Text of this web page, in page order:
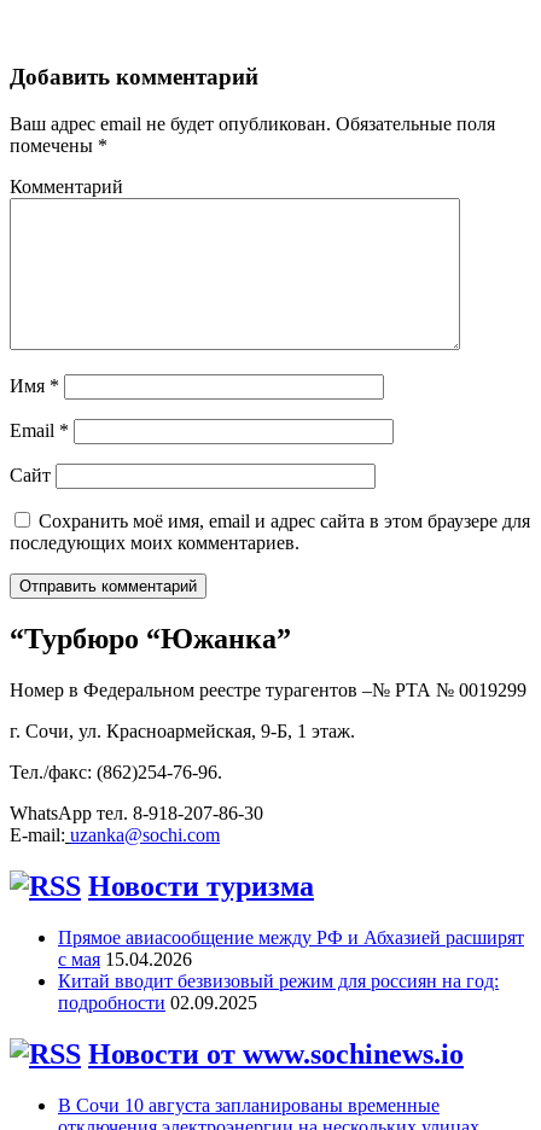
Добавить комментарий
Ваш адрес email не будет опубликован. Обязательные поля
помечены *
Комментарий
Имя *
Email *
Сайт
Сохранить моё имя, email и адрес сайта в этом браузере для
последующих моих комментариев.
“Турбюро “Южанка”
Номер в Федеральном реестре турагентов –№ РТА № 0019299
г. Сочи, ул. Красноармейская, 9-Б, 1 этаж.
Тел./факс: (862)254-76-96.
WhatsApp тел. 8-918-207-86-30
E-mail: uzanka@sochi.com
Новости туризма
Прямое авиасообщение между РФ и Абхазией расширят
с мая 15.04.2026
Китай вводит безвизовый режим для россиян на год:
подробности 02.09.2025
Новости от www.sochinews.io
В Сочи 10 августа запланированы временные